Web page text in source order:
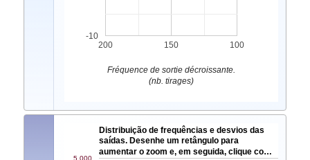
200 150 100
-10
Fréquence de sortie décroissante.
(nb. tirages)
Distribuição de frequências e desvios das
saídas. Desenhe um retângulo para
aumentar o zoom e, em seguida, clique co…
5,000